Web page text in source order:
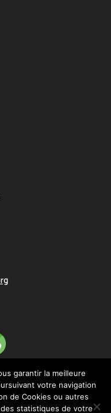
garantir la meilleure
votre navigation
de Cookies ou autres
statistiques de votre